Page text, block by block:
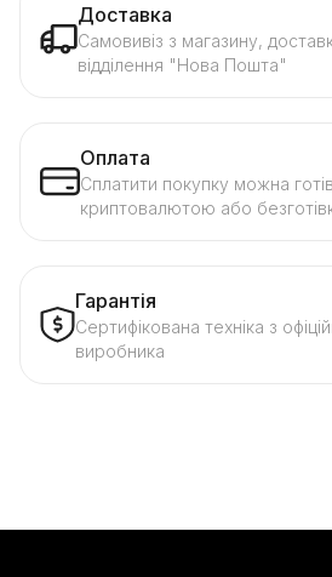
Доставка
Самовивіз з магазину,
відділення "Нова Пошта"
Оплата
Сплатити покупку можна
криптовалютою або
Гарантія
Сертифікована техніка з
виробника